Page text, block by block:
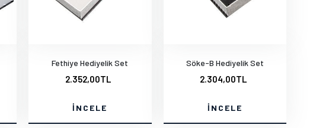
Fethiye Hediyelik Set
2.352,00TL
İNCELE
Söke-B Hediyelik Set
2.304,00TL
İNCELE